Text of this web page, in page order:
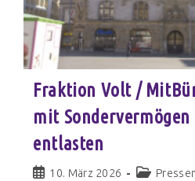
Fraktion Volt /
mit Sondervermögen
entlasten
10. März 2026